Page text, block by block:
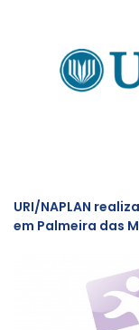
URI/NAPLAN
em Palmeira das